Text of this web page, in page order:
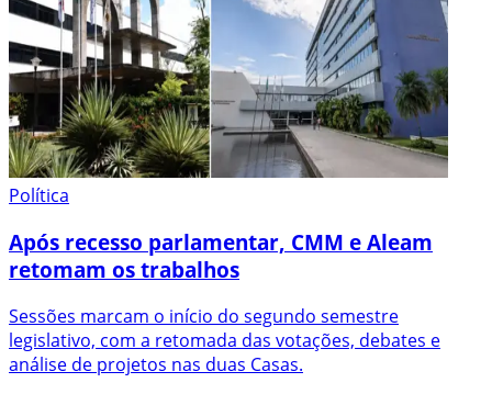
Política
Após recesso parlamentar, CMM e Aleam
retomam os trabalhos
Sessões marcam o início do segundo semestre
legislativo, com a retomada das votações, debates e
análise de projetos nas duas Casas.